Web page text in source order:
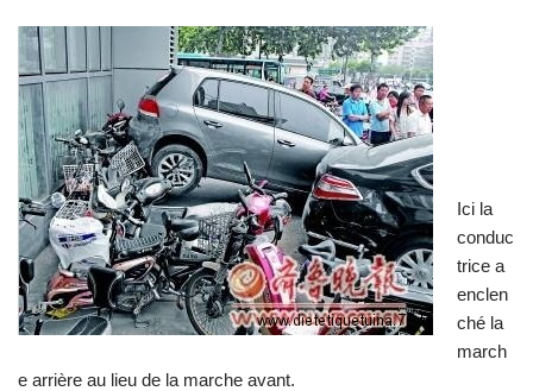
Ici la
conduc
trice a
enclen
ché la
march
e arrière au lieu de la marche avant.